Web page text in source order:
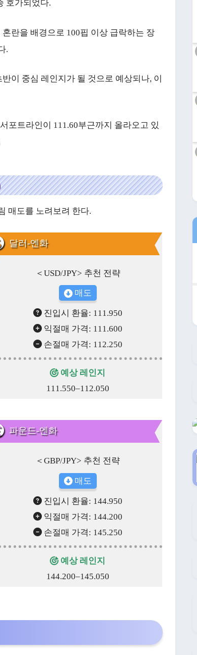
호가되었다.
란을 배경으로 100핍 이상 급락하는 장
.
이 중심 레인지가 될 것으로 예상되나, 이
포트라인이 111.60부근까지 올라오고 있
매도를 노려보려 한다.
달러-엔화
＜USD/JPY> 추천 전략
매도
진입시 환율: 111.950
익절매 가격: 111.600
손절매 가격: 112.250
예상 레인지
111.550–112.050
파운드-엔화
＜GBP/JPY> 추천 전략
매도
진입시 환율: 144.950
익절매 가격: 144.200
손절매 가격: 145.250
예상 레인지
144.200–145.050